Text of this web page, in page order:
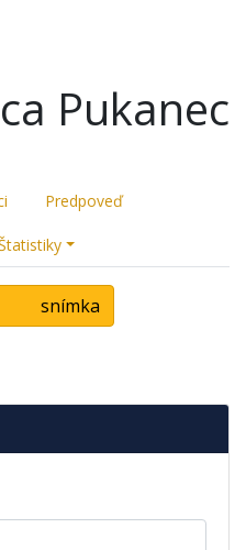
Pukanec
Predpoveď
snímka